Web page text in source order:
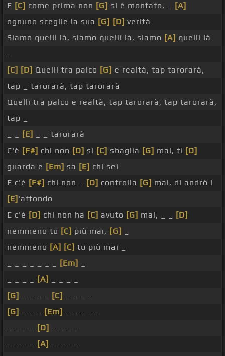
E [C] come prima non [G] si è montato, _
[A]
ognuno sceglie la sua [G] [D] verità
Siamo quelli là, siamo quelli là, siamo [A] quelli là
[C] [D] Quelli tra palco [G] e realtà, tap tarorarà,
tap _ tarorarà, tap tarorarà
Quelli tra palco e realtà, tap tarorarà, tap tarorarà,
tap _
[E]
_ _ tarorarà
C'è [F#] chi non [D] si [C] sbaglia [G] mai, ti [D]
guarda e [Em] sa [E] chi sei
E c'è [F#] chi non _ [D] controlla [G] mai, di andrò l
[E] 'affondo
E c'è [D] chi non ha [C] avuto [G] mai, _ _
[D]
nemmeno tu [C] più mai, [G]
nemmeno [A] [C] tu più mai _
[Em]
[A]
[G]
[C]
[G]
[Em]
[D]
[A]